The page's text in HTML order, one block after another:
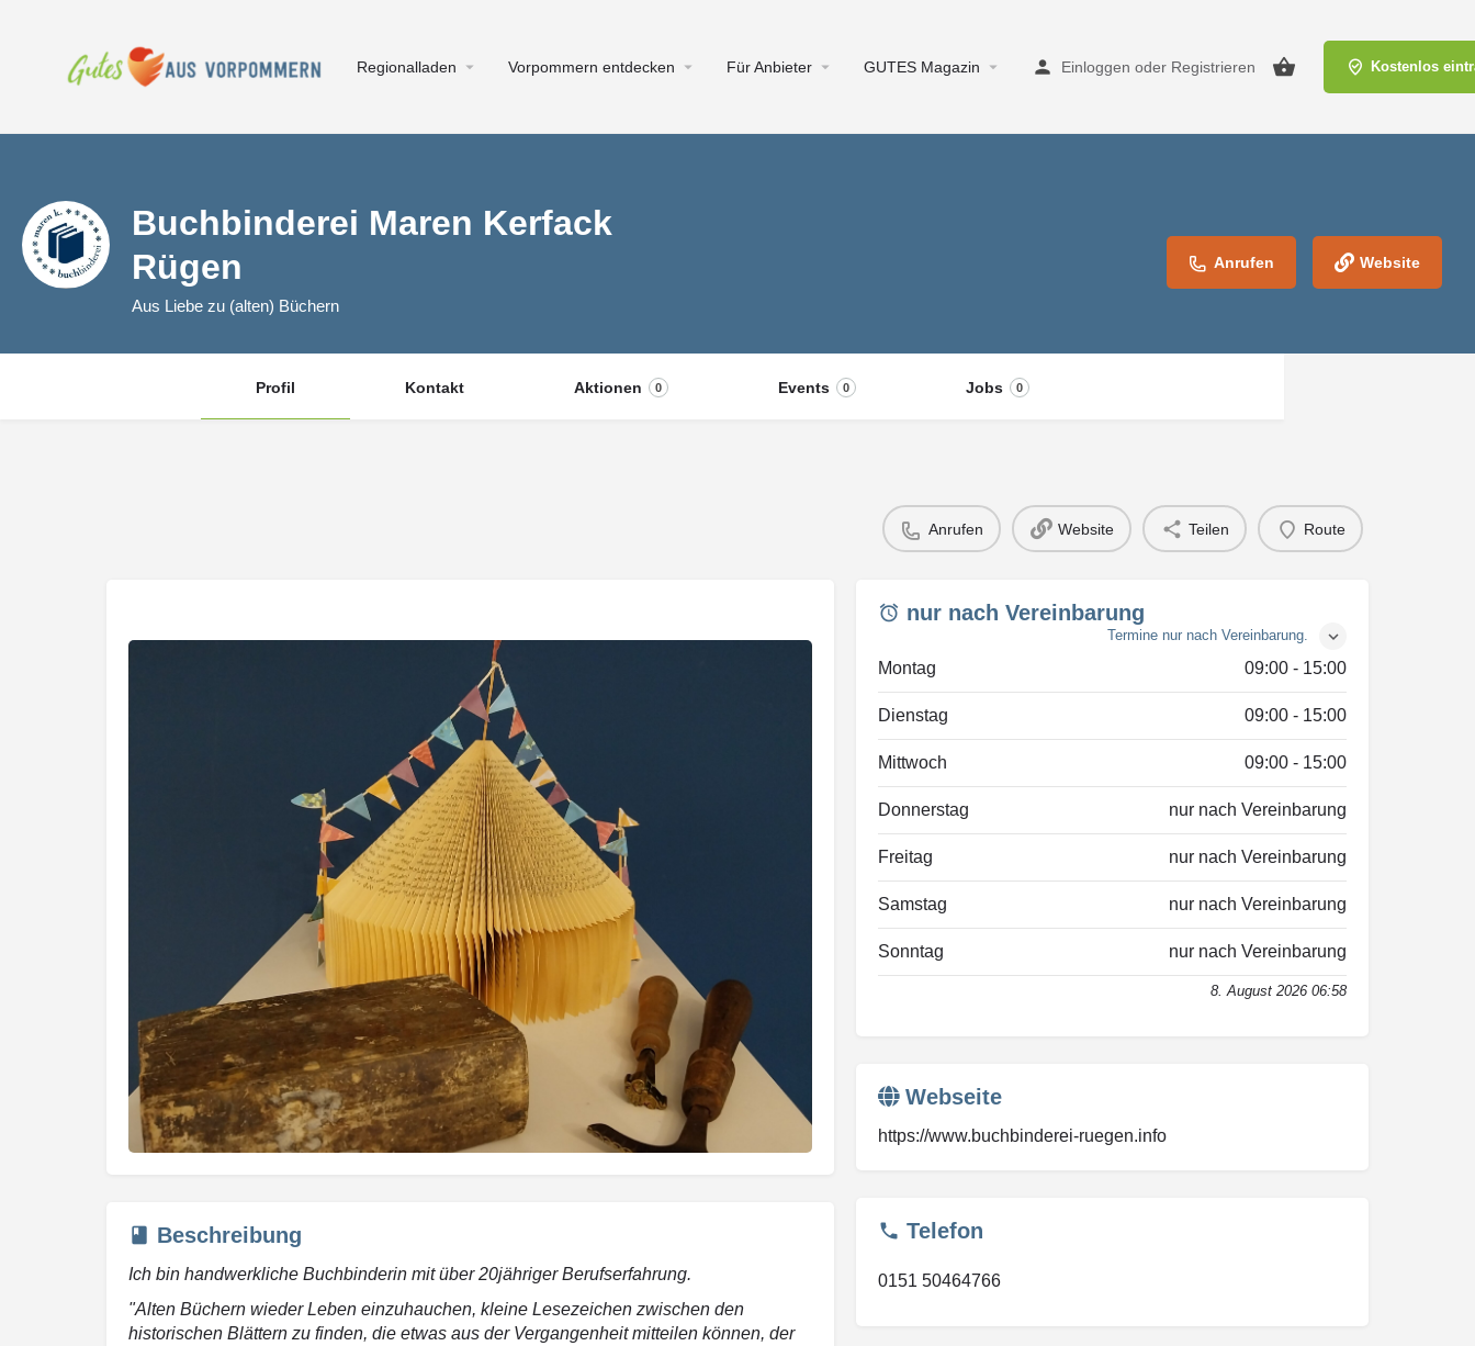
Regionalladen Vorpommern entdecken Für Anbieter GUTES Magazin Einloggen oder Registrieren Kostenlos
Buchbinderei Maren Kerfack
Rügen
Aus Liebe zu (alten) Büchern
Anrufen Website
Profil Kontakt Aktionen 0 Events 0 Jobs 0
Anrufen Website Teilen Route
Beschreibung
Ich bin handwerkliche Buchbinderin mit über 20jähriger Berufserfahrung.
"Alten Büchern wieder Leben einzuhauchen, kleine Lesezeichen zwischen den
historischen Blättern zu finden, die etwas aus der Vergangenheit mitteilen können, der
nur nach Vereinbarung
Termine nur nach Vereinbarung.
Montag 09:00 - 15:00
Dienstag 09:00 - 15:00
Mittwoch 09:00 - 15:00
Donnerstag nur nach Vereinbarung
Freitag nur nach Vereinbarung
Samstag nur nach Vereinbarung
Sonntag nur nach Vereinbarung
8. August 2026 06:58
Webseite
https://www.buchbinderei-ruegen.info
Telefon
0151 50464766